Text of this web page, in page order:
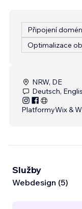
Připojení
Optimalizace
NRW, DE
Deutsch,
PlatformyWix &
Služby
Webdesign (5)